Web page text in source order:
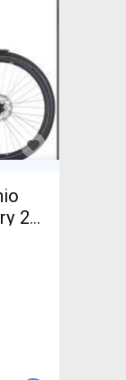
28"